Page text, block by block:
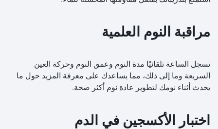
مراقبة النوم العلمية
تسجل الساعة تلقائيًا مدة النوم وعمق النوم وحركة العين
السريعة وما إلى ذلك، مما يساعدك على معرفة المزيد حول ما
يحدث أثناء نومك لتطوير عادة نوم أكثر صحة.
اختبار الأكسجين في الدم